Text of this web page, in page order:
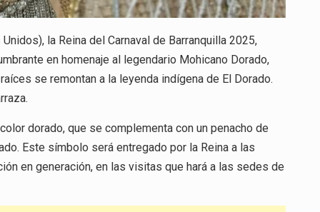
la Reina del Carnaval de Barranquilla 2025,
en homenaje al legendario Mohicano Dorado,
se remontan a la leyenda indígena de El Dorado.
dorado, que se complementa con un penacho de
Este símbolo será entregado por la Reina a las
en generación, en las visitas que hará a las sedes de